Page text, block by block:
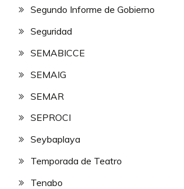
Segundo Informe de Gobierno
Seguridad
SEMABICCE
SEMAIG
SEMAR
SEPROCI
Seybaplaya
Temporada de Teatro
Tenabo